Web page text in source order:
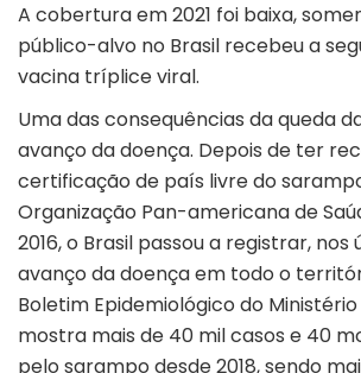
A cobertura em 2021 foi baixa,
público-alvo no Brasil recebeu a
vacina tríplice viral.
Uma das consequências da queda
avanço da doença. Depois de ter
certificação de país livre do
Organização Pan-americana de
2016, o Brasil passou a registrar, nos
avanço da doença em todo o
Boletim Epidemiológico do Ministério
mostra mais de 40 mil casos e 40
pelo sarampo desde 2018, sendo